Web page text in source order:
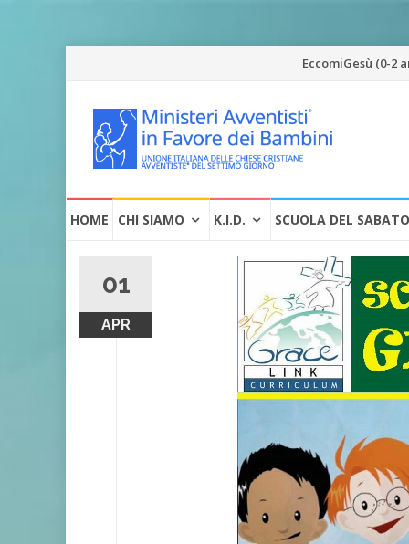
Vai
contenuto
EccomiGesù (0-2
alHOME CHI SIAMO K.I.D. SCUOLA DEL
01
APR